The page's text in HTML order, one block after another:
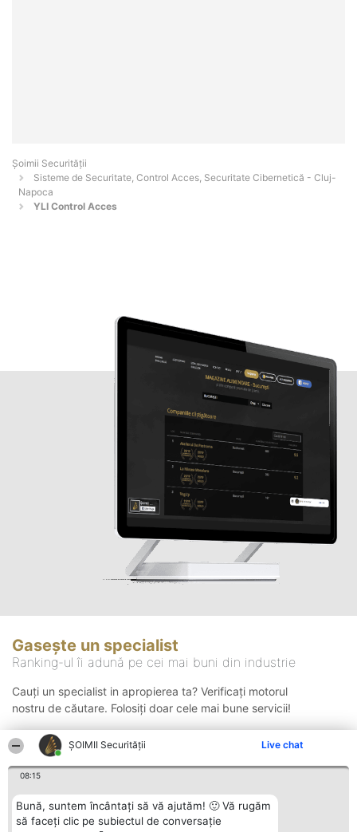
ȘOIMII Securității Live chat
08:15
Bună, suntem încântați să vă ajutăm! 🙂 Vă rugăm
să faceți clic pe subiectul de conversație
Șoimii Securității
Sisteme de Securitate, Control Acces, Securitate Cibernetică - Cluj-
Napoca
YLI Control Acces
Gasește un specialist
Ranking-ul îi adună pe cei mai buni din industrie
Cauți un specialist in apropierea ta? Verificați motorul
nostru de căutare. Folosiți doar cele mai bune servicii!